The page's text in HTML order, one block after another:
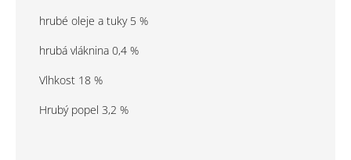
hrubé oleje a tuky 5 %
hrubá vláknina 0,4 %
Vlhkost 18 %
Hrubý popel 3,2 %